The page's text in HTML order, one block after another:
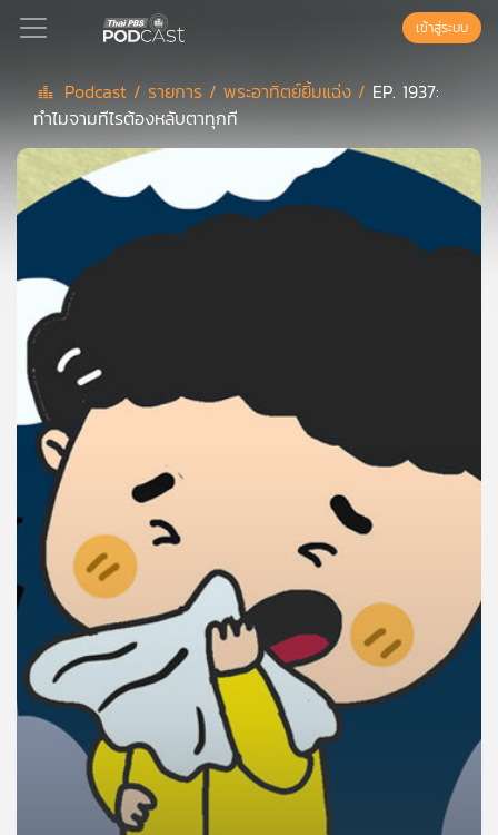
Podcast
เพล
สต์
แนะนำ
เพล
ลิ
สต์
ของ
คุณ
เพลง
บทความ
เข้าสู่ระบบ
Podcast / รายการ /พระอาทิตย์ยิ้มแฉ่ง / EP. 1937:
ทำไมจามทีไรต้องหลับตาทุกที